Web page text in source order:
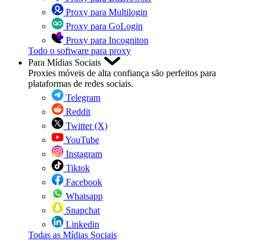
Proxy para Multilogin
Proxy para GoLogin
Proxy para Incogniton
Todo o software para proxy
Para Mídias Sociais
Proxies móveis de alta confiança são perfeitos para
plataformas de redes sociais.
Telegram
Reddit
Twitter (X)
YouTube
Instagram
Tiktok
Facebook
Whatsapp
Snapchat
Linkedin
Todas as Mídias Sociais